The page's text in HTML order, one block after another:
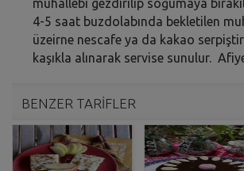
4-5 saat buzdolabında bekletilen
üzeirne nescafe ya da kakao
kaşıkla alınarak servise sunulur.
BENZER TARİFLER